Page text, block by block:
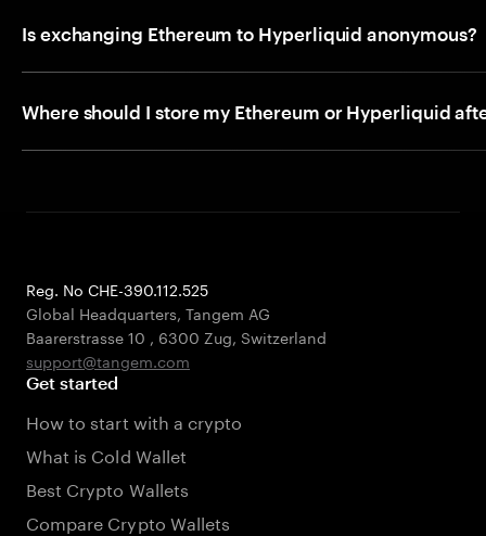
Is exchanging Ethereum to Hyperliquid anonymous?
Where should I store my Ethereum or Hyperliquid
Reg. No CHE-390.112.525
Global Headquarters, Tangem AG
Baarerstrasse 10 , 6300 Zug, Switzerland
support@tangem.com
Get started
How to start with a crypto
What is Cold Wallet
Best Crypto Wallets
Compare Crypto Wallets